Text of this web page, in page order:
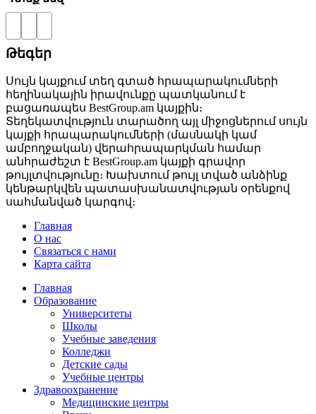
Թեգեր
Սույն կայքում տեղ գտած հրապարակումների
հեղինակային իրավունքը պատկանում է
բացառապես BestGroup.am կայքին։
Տեղեկատվություն տարածող այլ միջոցներում սույն
կայքի հրապարակումների (մասնակի կամ
ամբողջական) վերահրապարկման համար
անհրաժեշտ է BestGroup.am կայքի գրավոր
թույլտվությունը։ Խախտում թույլ տված անձինք
կենթարկվեն պատասխանատվության օրենքով
սահմանված կարգով։
Главная
О нас
Связаться с нами
Карта сайта
Главная
Образование
Университеты
Школы
Учебные заведения
Колледжи
Детские сады
Учебные центры
Здравоохранение
Медицинские центры